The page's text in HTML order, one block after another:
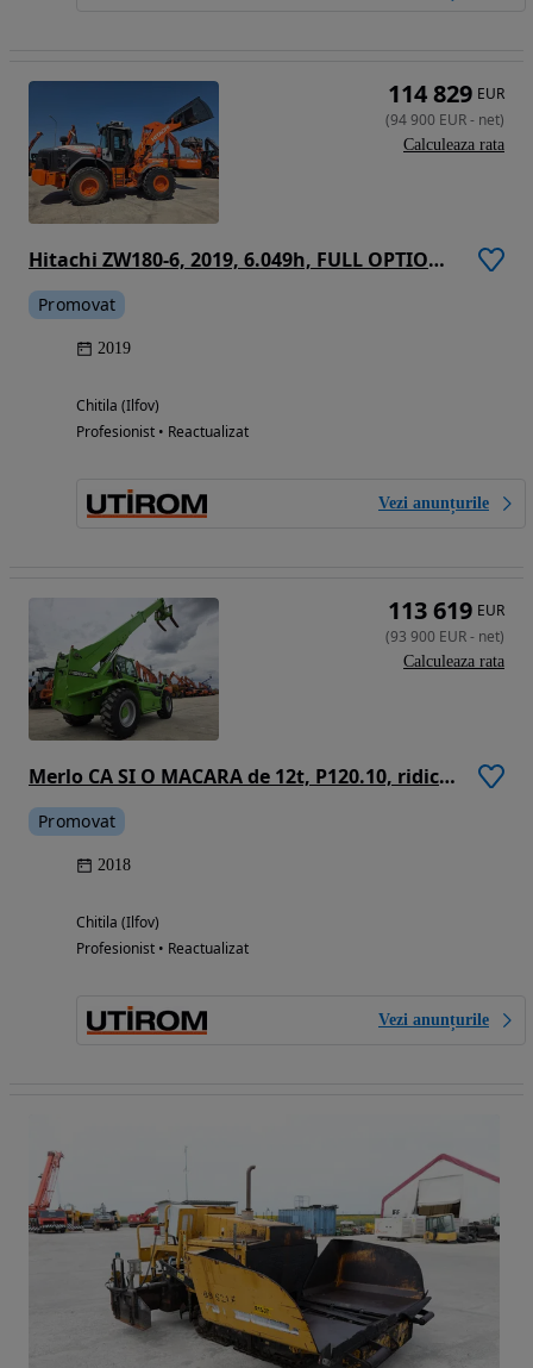
Hitachi ZW180-6, 2019, 6.049h, FULL OPTION, Gresare automataz, Cupa NOUA 3mc, anvelope L5 90% bune, Cantar, Joystick, inst hidr suplimentara, Masa operationala 17t, motor 129kW, basculeaza la 4m,Camera spate,Posibilitate leasing 3 ani-PROMOTIE -96900 EUR+Tva
Promovat
2019
Chitila (Ilfov)
Profesionist • Reactualizat
Vezi anunțurile
114 829 EUR
(94 900 EUR- net)
Calculeaza rata
Merlo CA SI O MACARA de 12t, P120.10, ridica 12t la 5m si 7t la 10m, 1.164h, 2018, furci, cupa 3,5mc, Masa operational 15,6t, sistem protectie cu 3 camere/parte, protectie cabina, Aer cond, cilindri de MACARA, posibil leasing 2 ani, PROMOTIE 93.900 EUR+Tva
Promovat
2018
Chitila (Ilfov)
Profesionist • Reactualizat
Vezi anunțurile
113 619 EUR
(93 900 EUR- net)
Calculeaza rata